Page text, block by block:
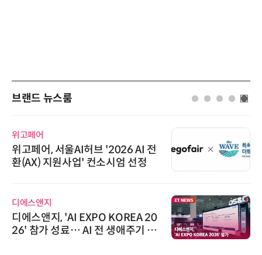
브랜드 뉴스룸
위고페어
위고페어, 서울AI허브 '2026 AI 전
환(AX) 지원사업' 컨소시엄 선정
디에스앤지
디에스앤지, 'AI EXPO KOREA 20
26' 참가 성료… AI 전 생애주기 아